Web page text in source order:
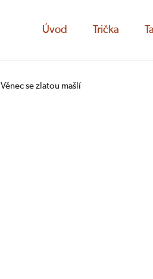
Úvod Trička
Věnec se zlatou mašlí